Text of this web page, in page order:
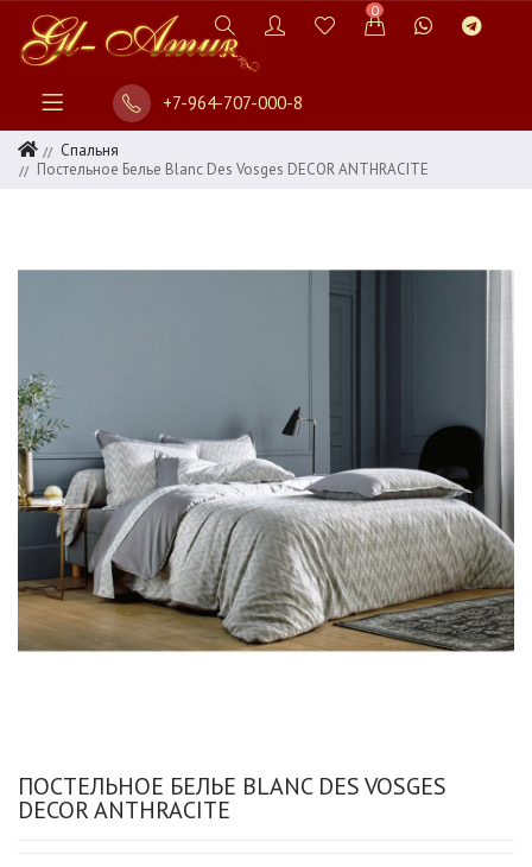
0
+7-964-707-000-8
Спальня
Постельное Белье Blanc Des Vosges DECOR ANTHRACITE
ПОСТЕЛЬНОЕ БЕЛЬЕ BLANC DES VOSGES
DECOR ANTHRACITE